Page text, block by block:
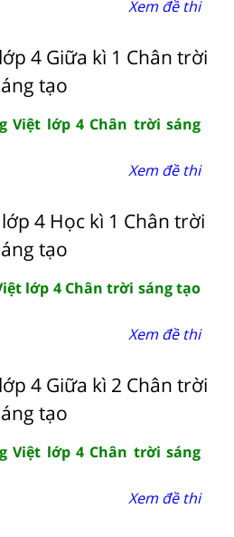
Xem đề thi
4 Giữa kì 1 Chân trời
tạo
Việt lớp 4 Chân trời sáng
Xem đề thi
4 Học kì 1 Chân trời
tạo
lớp 4 Chân trời sáng tạo
Xem đề thi
4 Giữa kì 2 Chân trời
tạo
Việt lớp 4 Chân trời sáng
Xem đề thi